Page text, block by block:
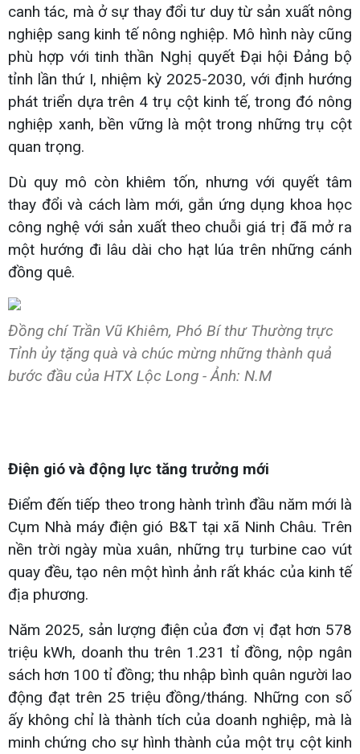
canh tác, mà ở sự thay đổi tư duy từ sản xuất nông
nghiệp sang kinh tế nông nghiệp. Mô hình này cũng
phù hợp với tinh thần Nghị quyết Đại hội Đảng bộ
tỉnh lần thứ I, nhiệm kỳ 2025-2030, với định hướng
phát triển dựa trên 4 trụ cột kinh tế, trong đó nông
nghiệp xanh, bền vững là một trong những trụ cột
quan trọng.
Dù quy mô còn khiêm tốn, nhưng với quyết tâm
thay đổi và cách làm mới, gắn ứng dụng khoa học
công nghệ với sản xuất theo chuỗi giá trị đã mở ra
một hướng đi lâu dài cho hạt lúa trên những cánh
đồng quê.
Đồng chí Trần Vũ Khiêm, Phó Bí thư Thường trực
Tỉnh ủy tặng quà và chúc mừng những thành quả
bước đầu của HTX Lộc Long - Ảnh: N.M
Điện gió và động lực tăng trưởng mới
Điểm đến tiếp theo trong hành trình đầu năm mới là
Cụm Nhà máy điện gió B&T tại xã Ninh Châu. Trên
nền trời ngày mùa xuân, những trụ turbine cao vút
quay đều, tạo nên một hình ảnh rất khác của kinh tế
địa phương.
Năm 2025, sản lượng điện của đơn vị đạt hơn 578
triệu kWh, doanh thu trên 1.231 tỉ đồng, nộp ngân
sách hơn 100 tỉ đồng; thu nhập bình quân người lao
động đạt trên 25 triệu đồng/tháng. Những con số
ấy không chỉ là thành tích của doanh nghiệp, mà là
minh chứng cho sự hình thành của một trụ cột kinh